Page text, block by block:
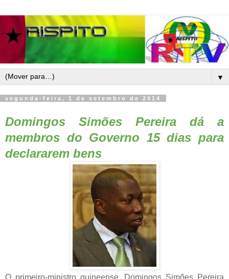
▼
segunda-feira, 1 de setembro de 2014
Domingos Simões Pereira dá a
membros do Governo 15 dias para
declararem bens
O primeiro-ministro guineense, Domingos Simões Pereira